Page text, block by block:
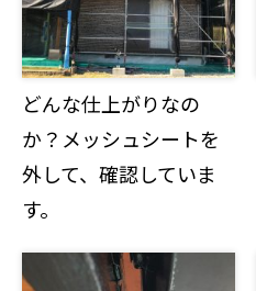
どんな仕上がりなの
か？メッシュシートを
外して、確認していま
す。